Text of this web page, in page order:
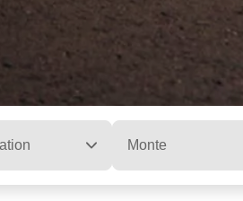
Monte